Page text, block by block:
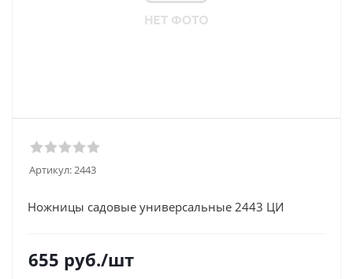
Артикул:2443
Ножницы садовые универсальные 2443 ЦИ
655 руб./шт